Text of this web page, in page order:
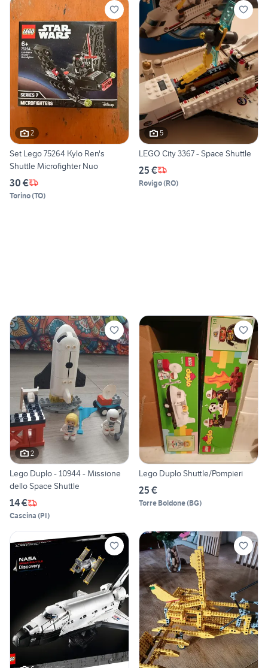
2
Set Lego 75264 Kylo Ren's
Shuttle Microfighter Nuo
30 €
Torino(TO)
5
LEGO City 3367 - Space Shuttle
25 €
Rovigo(RO)
2
Lego Duplo - 10944 - Missione
dello Space Shuttle
14 €
Cascina (PI)
Lego Duplo Shuttle/Pompieri
25 €
Torre Boldone(BG)